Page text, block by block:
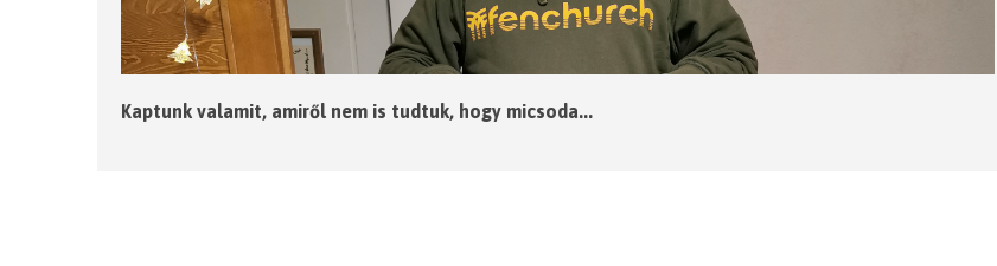
Kaptunk valamit, amiről nem is tudtuk, hogy micsoda...